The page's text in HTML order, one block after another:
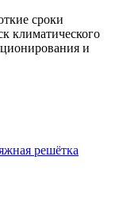
сроки
климатического
и